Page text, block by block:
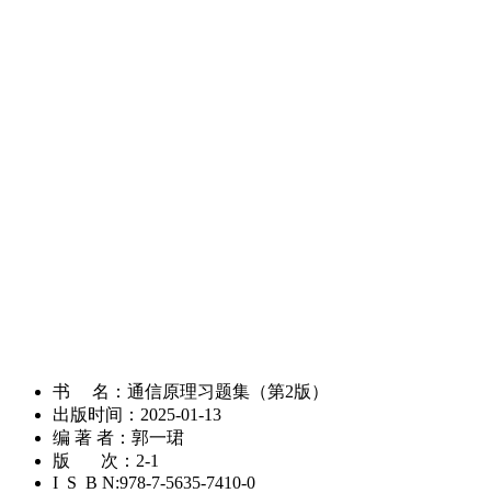
书 名： 通信原理习题集（第2版）
出版时间： 2025-01-13
编 著 者： 郭一珺
版 次： 2-1
I S B N:978-7-5635-7410-0